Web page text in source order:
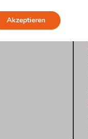
Akzeptieren